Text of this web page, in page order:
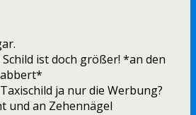
ist doch größer! *an den
ja nur die Werbung?
und an Zehennägel